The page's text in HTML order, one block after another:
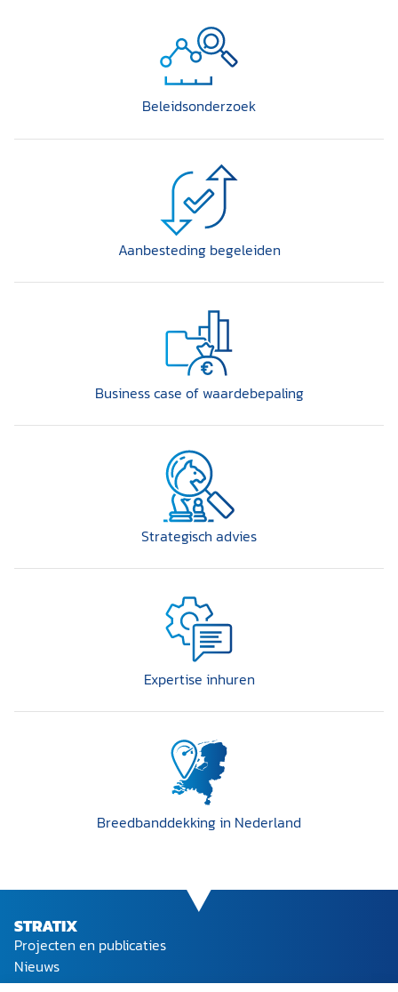
Beleidsonderzoek
Aanbesteding begeleiden
Business case of waardebepaling
Strategisch advies
Expertise inhuren
Breedband­dekking in Nederland
STRATIX
Projecten en publicaties
Nieuws
Ons team